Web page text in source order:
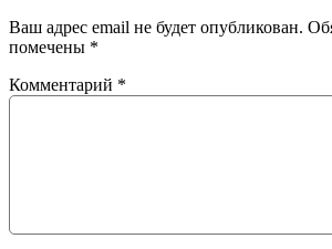
Ваш адрес email не будет опубликован.
помечены *
Комментарий *